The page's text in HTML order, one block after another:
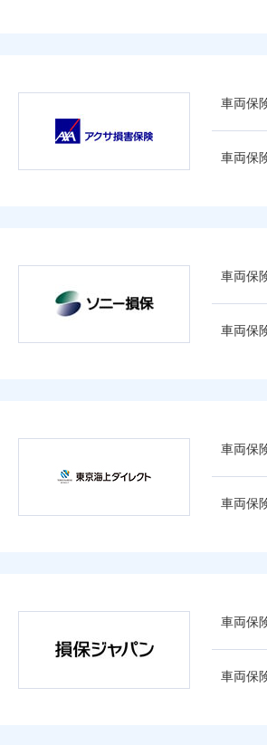
車両保
車両保
車両保
車両保
車両保
車両保
車両保
車両保